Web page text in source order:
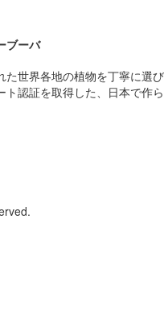
ブーバ
世界各地の植物を丁寧に選
認証を取得した、日本で作